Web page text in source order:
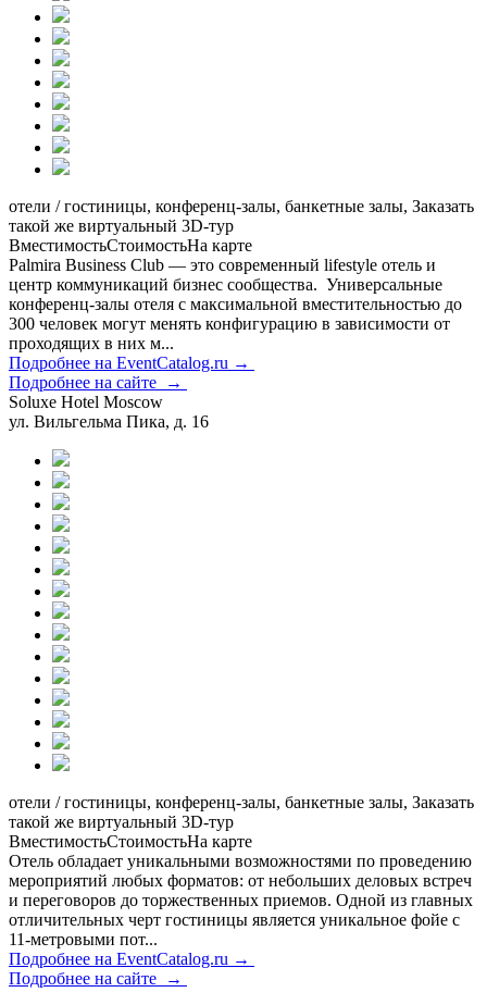
отели / гостиницы, конференц-залы, банкетные залы, Заказать
такой же виртуальный 3D-тур
ВместимостьСтоимостьНа карте
Palmira Business Club — это современный lifestyle отель и
центр коммуникаций бизнес сообщества. Универсальные
конференц-залы отеля с максимальной вместительностью до
300 человек могут менять конфигурацию в зависимости от
проходящих в них м...
Подробнее на EventCatalog.ru →
Подробнее на сайте →
Soluxe Hotel Moscow
ул. Вильгельма Пика, д. 16
отели / гостиницы, конференц-залы, банкетные залы, Заказать
такой же виртуальный 3D-тур
ВместимостьСтоимостьНа карте
Отель обладает уникальными возможностями по проведению
мероприятий любых форматов: от небольших деловых встреч
и переговоров до торжественных приемов. Одной из главных
отличительных черт гостиницы является уникальное фойе с
11-метровыми пот...
Подробнее на EventCatalog.ru →
Подробнее на сайте →